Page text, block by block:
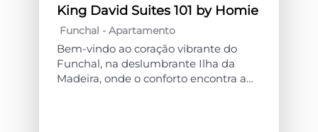
King David Suites 101 by Homie
Funchal - Apartamento
Bem-vindo ao coração vibrante do
Funchal, na deslumbrante Ilha da
Madeira, onde o conforto encontra a